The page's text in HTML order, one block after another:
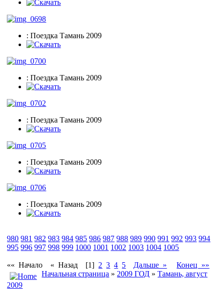
: Поездка Тамань 2009
: Поездка Тамань 2009
: Поездка Тамань 2009
: Поездка Тамань 2009
: Поездка Тамань 2009
980 981 982 983 984 985 986 987 988 989 990 991 992 993 994
995 996 997 998 999 1000 1001 1002 1003 1004 1005
«« Начало « Назад [1] 2 3 4 5 Дальше »
Конец »»
Начальная страница » 2009 ГОД »Тамань, август
2009